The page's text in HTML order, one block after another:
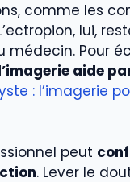
comme les
lui,
médecin. Pour
aide
: l’imagerie
peut
. Lever le